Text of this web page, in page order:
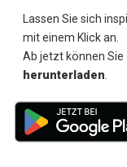
Lassen Sie sich
mit einem Klick an.
Ab jetzt können Sie
herunterladen